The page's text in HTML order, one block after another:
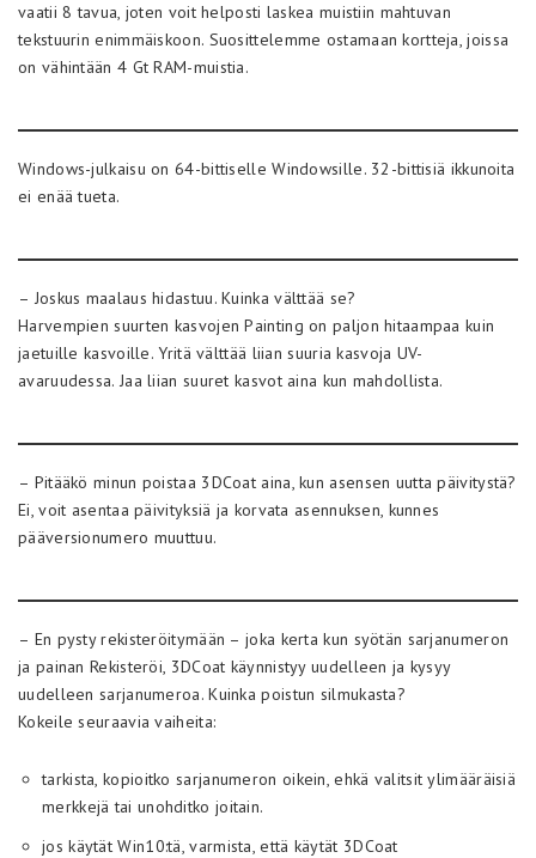
vaatii 8 tavua, joten voit helposti laskea muistiin mahtuvan
tekstuurin enimmäiskoon. Suosittelemme ostamaan kortteja, joissa
on vähintään 4 Gt RAM-muistia.
Windows-julkaisu on 64-bittiselle Windowsille. 32-bittisiä ikkunoita
ei enää tueta.
– Joskus maalaus hidastuu. Kuinka välttää se?
Harvempien suurten kasvojen Painting on paljon hitaampaa kuin
jaetuille kasvoille. Yritä välttää liian suuria kasvoja UV-
avaruudessa. Jaa liian suuret kasvot aina kun mahdollista.
– Pitääkö minun poistaa 3DCoat aina, kun asensen uutta päivitystä?
Ei, voit asentaa päivityksiä ja korvata asennuksen, kunnes
pääversionumero muuttuu.
– En pysty rekisteröitymään – joka kerta kun syötän sarjanumeron
ja painan Rekisteröi, 3DCoat käynnistyy uudelleen ja kysyy
uudelleen sarjanumeroa. Kuinka poistun silmukasta?
Kokeile seuraavia vaiheita:
tarkista, kopioitko sarjanumeron oikein, ehkä valitsit ylimääräisiä
merkkejä tai unohditko joitain.
jos käytät Win10:tä, varmista, että käytät 3DCoat